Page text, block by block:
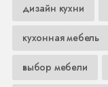
дизайн кухни
кухонная мебель
выбор мебели